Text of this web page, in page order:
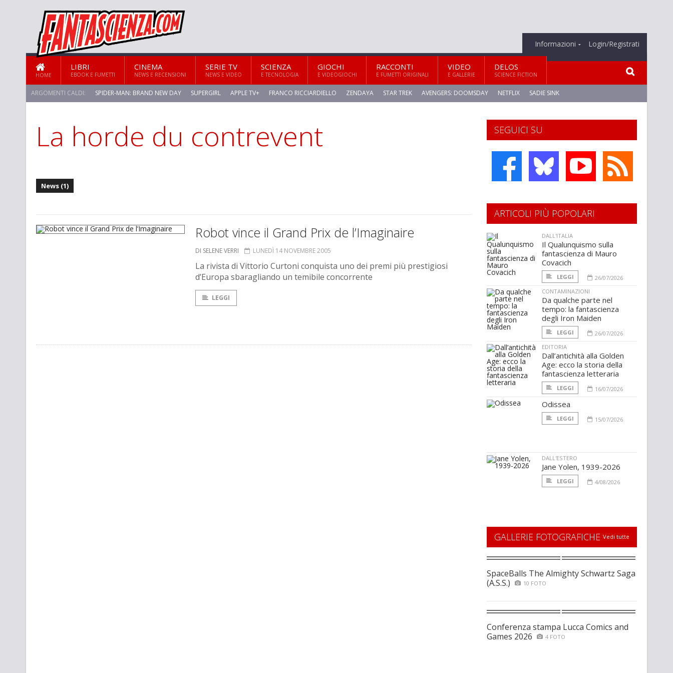
Informazioni Login/Registrati
HOME
LIBRI
EBOOK E FUMETTI
CINEMA
NEWS E RECENSIONI
SERIE TV
NEWS E VIDEO
SCIENZA
E TECNOLOGIA
GIOCHI
E VIDEOGIOCHI
RACCONTI
E FUMETTI ORIGINALI
VIDEO
E GALLERIE
DELOS
SCIENCE FICTION
ARGOMENTI CALDI: SPIDER-MAN: BRAND NEW DAY SUPERGIRL APPLE TV+ FRANCO RICCIARDIELLO ZENDAYA STAR TREK AVENGERS: DOOMSDAY NETFLIX SADIE SINK
STAR TREK: STRANGE NEW WORLDS
La horde du contrevent
News (1)
Robot vince il Grand Prix de l’Imaginaire
DI SELENE VERRI LUNEDÌ 14 NOVEMBRE 2005
La rivista di Vittorio Curtoni conquista uno dei premi più prestigiosi
d’Europa sbaragliando un temibile concorrente
LEGGI
SEGUICI SU
ARTICOLI PIÙ POPOLARI
DALL'ITALIA
Il Qualunquismo sulla
fantascienza di Mauro
Covacich
LEGGI
26/07/2026
CONTAMINAZIONI
Da qualche parte nel
tempo: la fantascienza
degli Iron Maiden
LEGGI
26/07/2026
EDITORIA
Dall’antichità alla Golden
Age: ecco la storia della
fantascienza letteraria
LEGGI 16/07/2026
Odissea
LEGGI 15/07/2026
DALL'ESTERO
Jane Yolen, 1939-2026
LEGGI 4/08/2026
GALLERIE FOTOGRAFICHE Vedi tutte
SpaceBalls The Almighty Schwartz Saga
(A.S.S.)
10 FOTO
Conferenza stampa Lucca Comics and
Games 2026
4 FOTO